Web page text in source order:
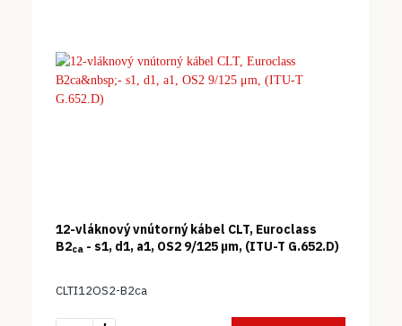
12-vláknový vnútorný kábel CLT, Euroclass
B2ca - s1, d1, a1, OS2 9/125 μm, (ITU-T G.652.D)
CLTI12OS2-B2ca